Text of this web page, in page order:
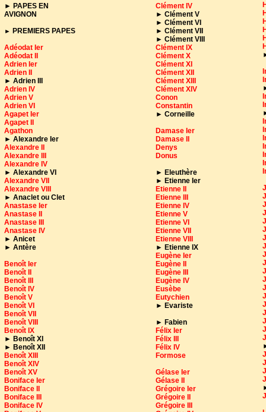
► PAPES EN
AVIGNON
► PREMIERS PAPES
Adéodat Ier
Adéodat II
Adrien Ier
Adrien II
► Adrien III
Adrien IV
Adrien V
Adrien VI
Agapet Ier
Agapet II
Agathon
► Alexandre Ier
Alexandre II
Alexandre III
Alexandre IV
► Alexandre VI
Alexandre VII
Alexandre VIII
► Anaclet ou Clet
Anastase Ier
Anastase II
Anastase III
Anastase IV
► Anicet
► Antère
Benoît Ier
Benoît II
Benoît III
Benoît IV
Benoît V
Benoît VI
Benoît VII
Benoît VIII
Benoît IX
► Benoît XI
► Benoît XII
Benoît XIII
Benoît XIV
Benoît XV
Boniface Ier
Boniface II
Boniface III
Boniface IV
Clément IV
► Clément V
► Clément VI
► Clément VII
► Clément VIII
Clément IX
Clément X
Clément XI
Clément XII
Clément XIII
Clément XIV
Conon
Constantin
► Corneille
Damase Ier
Damase II
Denys
Donus
► Eleuthère
► Etienne Ier
Etienne II
Etienne III
Etienne IV
Etienne V
Etienne VI
Etienne VII
Etienne VIII
► Etienne IX
Eugène Ier
Eugène II
Eugène III
Eugène IV
Eusèbe
Eutychien
► Evariste
► Fabien
Félix Ier
Félix III
Félix IV
Formose
Gélase Ier
Gélase II
Grégoire Ier
Grégoire II
Grégoire III